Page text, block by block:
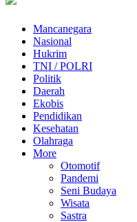
Mancanegara
Nasional
Hukrim
TNI / POLRI
Politik
Daerah
Ekobis
Pendidikan
Kesehatan
Olahraga
More
Otomotif
Pandemi
Seni Budaya
Wisata
Sastra